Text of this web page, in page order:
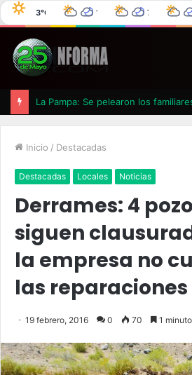
3°C 25 de Mayo 10°C 3°C 0% 7°C 0°C 0%
Inicio / Destacadas
Destacadas Locales Noticias
Derrames: 4
siguen
la empresa no
las reparaciones
19 febrero, 2016 0 70 1